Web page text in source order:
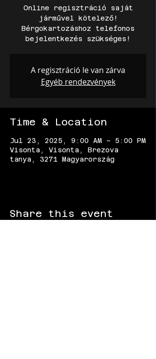
Online regisztráció saját
járművel kötelező!
Bérgokartozáshoz telefonos
bejelentkezés szükséges!
A regisztráció le van zárva
Egyéb rendezvények
Time & Location
Jul 23, 2025, 9:00 AM – 5:00 PM
Visonta, Visonta, Brezova
tanya, 3271 Magyarország
Share this event